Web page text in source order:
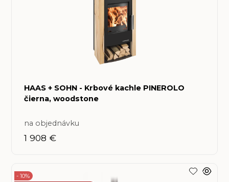
HAAS + SOHN - Krbové kachle PINEROLO
čierna, woodstone
na objednávku
1 908 €
- 10%